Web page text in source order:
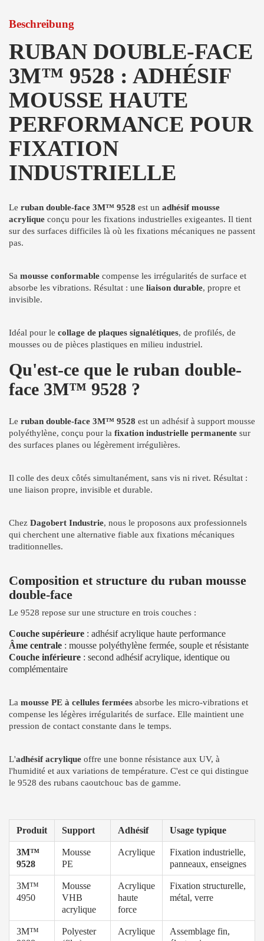
Beschreibung
RUBAN DOUBLE-FACE
3M™ 9528 : ADHÉSIF
MOUSSE HAUTE
PERFORMANCE POUR
FIXATION
INDUSTRIELLE
Le ruban double-face 3M™ 9528 est un adhésif mousse
acrylique conçu pour les fixations industrielles exigeantes. Il tient
sur des surfaces difficiles là où les fixations mécaniques ne passent
pas.
Sa mousse conformable compense les irrégularités de surface et
absorbe les vibrations. Résultat : une liaison durable, propre et
invisible.
Idéal pour le collage de plaques signalétiques, de profilés, de
mousses ou de pièces plastiques en milieu industriel.
Qu'est-ce que le ruban double-
face 3M™ 9528 ?
Le ruban double-face 3M™ 9528 est un adhésif à support mousse
polyéthylène, conçu pour la fixation industrielle permanente sur
des surfaces planes ou légèrement irrégulières.
Il colle des deux côtés simultanément, sans vis ni rivet. Résultat :
une liaison propre, invisible et durable.
Chez Dagobert Industrie, nous le proposons aux professionnels
qui cherchent une alternative fiable aux fixations mécaniques
traditionnelles.
Composition et structure du ruban mousse
double-face
Le 9528 repose sur une structure en trois couches :
Couche supérieure : adhésif acrylique haute performance
Âme centrale : mousse polyéthylène fermée, souple et résistante
Couche inférieure : second adhésif acrylique, identique ou
complémentaire
La mousse PE à cellules fermées absorbe les micro-vibrations et
compense les légères irrégularités de surface. Elle maintient une
pression de contact constante dans le temps.
L'adhésif acrylique offre une bonne résistance aux UV, à
l'humidité et aux variations de température. C'est ce qui distingue
le 9528 des rubans caoutchouc bas de gamme.
Produit Support Adhésif Usage typique
3M™
9528
Mousse
PE
Acrylique
Fixation industrielle,
panneaux, enseignes
3M™
4950
Mousse
VHB
acrylique
Acrylique
haute
force
Fixation structurelle,
métal, verre
3M™
Polyester
Acrylique
Assemblage fin,